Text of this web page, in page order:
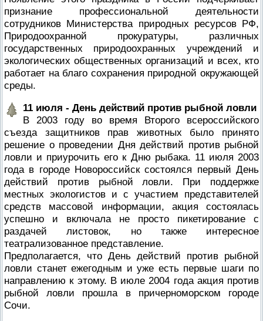
признание профессиональной деятельности
сотрудников Министерства природных ресурсов РФ,
Природоохранной прокуратуры, различных
государственных природоохранных учреждений и
экологических общественных организаций и всех, кто
работает на благо сохранения природной окружающей
среды.
11 июля - День действий против рыбной ловли
В 2003 году во время Второго всероссийского
съезда защитников прав животных было принято
решение о проведении Дня действий против рыбной
ловли и приурочить его к Дню рыбака. 11 июля 2003
года в городе Новороссийск состоялся первый День
действий против рыбной ловли. При поддержке
местных экологистов и с участием представителей
средств массовой информации, акция состоялась
успешно и включала не просто пикетирование с
раздачей листовок, но также интересное
театрализованное представление.
Предполагается, что День действий против рыбной
ловли станет ежегодным и уже есть первые шаги по
направлению к этому. В июле 2004 года акция против
рыбной ловли прошла в причерноморском городе
Сочи.